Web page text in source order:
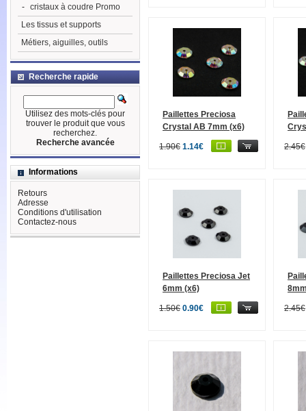
Paillettes Preciosa
Crystal AB 7mm (x6)
1.90€ 1.14€ 2.45€
Paillettes Preciosa Jet
6mm (x6)
1.50€ 0.90€ 2.45€
- cristaux à coudre Promo
Les tissus et supports
Métiers, aiguilles, outils
Recherche rapide
Utilisez des mots-clés pour
trouver le produit que vous
recherchez.
Recherche avancée
Informations
Retours
Adresse
Conditions d'utilisation
Contactez-nous